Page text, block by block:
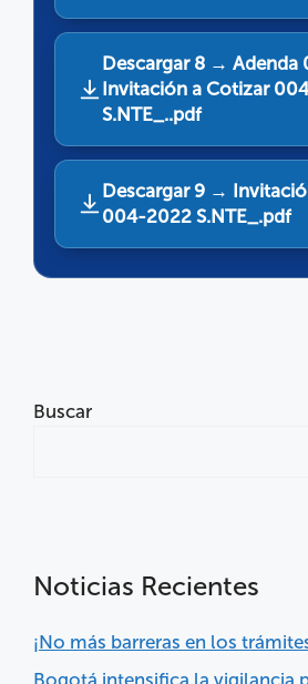
Descargar 8 → Adenda
Invitación a Cotizar
S.NTE_..pdf
Descargar 9 →
004-2022 S.NTE_.pdf
Buscar
Noticias Recientes
¡No más barreras en los
Bogotá intensifica la vigilancia